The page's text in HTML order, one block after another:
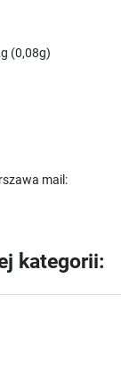
(0,08g)
mail:
kategorii: